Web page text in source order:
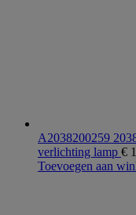
A2038200259
verlichting lamp €
Toevoegen aan